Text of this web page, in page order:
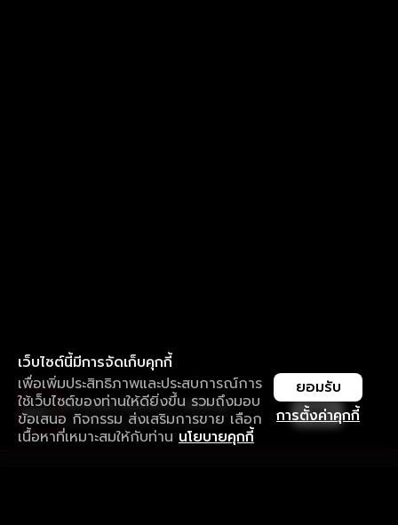
เว็บไซต์นี้มีการจัดเก็บคุกกี้
เพื่อเพิ่มประสิทธิภาพและประสบการณ์การ
ใช้เว็บไซต์ของท่านให้ดียิ่งขึ้น รวมถึงมอบ
ข้อเสนอ กิจกรรม ส่งเสริมการขาย เลือก
เนื้อหาที่เหมาะสมให้กับท่าน นโยบายคุกกี้
การตั้งค่าคุกกี้
ยอมรับ
ใช้งานแอป ลื่นไหลกว่า ไม่มีสะดุด
ดาวน์โหลดแอปเพื่อการรับชมที่ดีกว่า เปิด